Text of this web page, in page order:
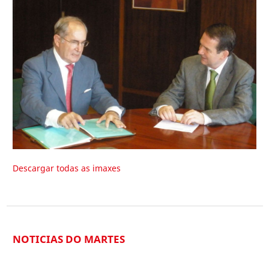
Descargar todas as imaxes
NOTICIAS DO MARTES